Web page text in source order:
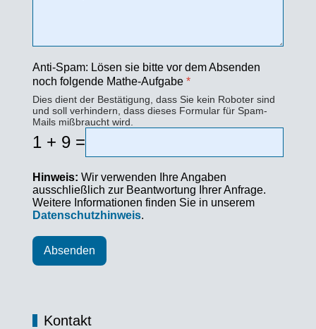
Anti-Spam: Lösen sie bitte vor dem Absenden
noch folgende Mathe-Aufgabe*
Dies dient der Bestätigung, dass Sie kein Roboter sind
und soll verhindern, dass dieses Formular für Spam-
Mails mißbraucht wird.
1 + 9 =
Hinweis: Wir verwenden Ihre Angaben
ausschließlich zur Beantwortung Ihrer Anfrage.
Weitere Informationen finden Sie in unserem
Datenschutzhinweis.
Absenden
Kontakt